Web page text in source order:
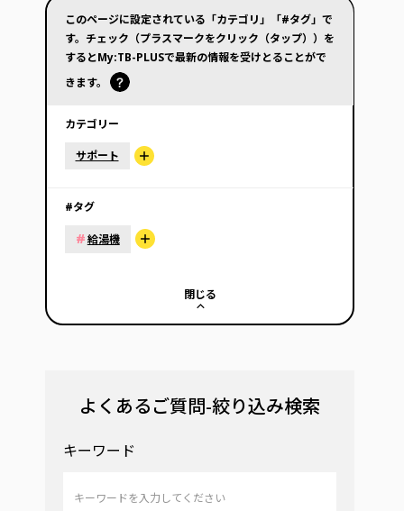
このページに設定されている「カテゴリ」「#タグ」で
す。チェック（プラスマークをクリック（タップ））を
するとMy:TB-PLUSで最新の情報を受けとることがで
きます。
カテゴリー
サポート
#タグ
#給湯機
閉じる
よくあるご質問-絞り込み検索
キーワード